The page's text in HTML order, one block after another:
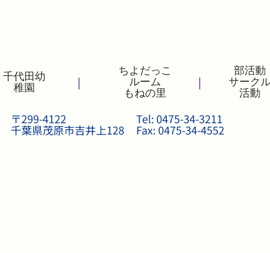
千代田幼
稚園
|
ちよだっこ
ルーム
もねの里
|
部活動
サーク
活動
〒299-4122
千葉県茂原市吉井上128
Tel: 0475-34-3211
Fax: 0475-34-4552